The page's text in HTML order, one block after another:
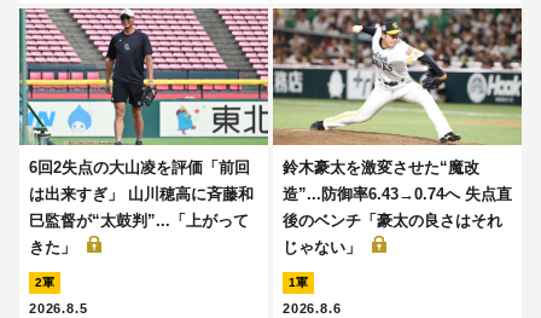
6回2失点の大山凌を評価「前回
は出来すぎ」 山川穂高に斉藤和
巳監督が“太鼓判”...「上がって
きた」
2軍
2026.8.5
鈴木豪太を激変させた“魔改
造”...防御率6.43→0.74へ 失点直
後のベンチ「豪太の良さはそれ
じゃない」
1軍
2026.8.6